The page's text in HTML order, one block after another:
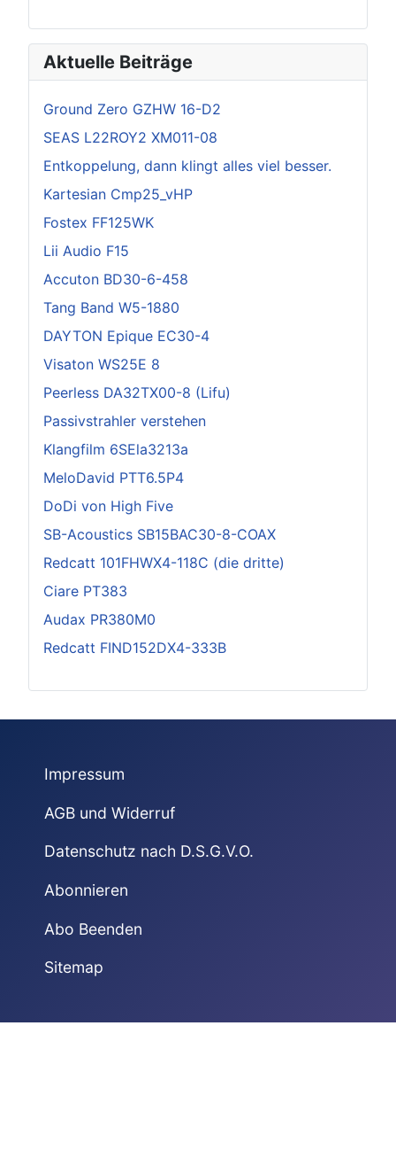
Aktuelle Beiträge
Ground Zero GZHW 16-D2
SEAS L22ROY2 XM011-08
Entkoppelung, dann klingt alles viel besser.
Kartesian Cmp25_vHP
Fostex FF125WK
Lii Audio F15
Accuton BD30-6-458
Tang Band W5-1880
DAYTON Epique EC30-4
Visaton WS25E 8
Peerless DA32TX00-8 (Lifu)
Passivstrahler verstehen
Klangfilm 6SEla3213a
MeloDavid PTT6.5P4
DoDi von High Five
SB-Acoustics SB15BAC30-8-COAX
Redcatt 101FHWX4-118C (die dritte)
Ciare PT383
Audax PR380M0
Redcatt FIND152DX4-333B
Impressum
AGB und Widerruf
Datenschutz nach D.S.G.V.O.
Abonnieren
Abo Beenden
Sitemap